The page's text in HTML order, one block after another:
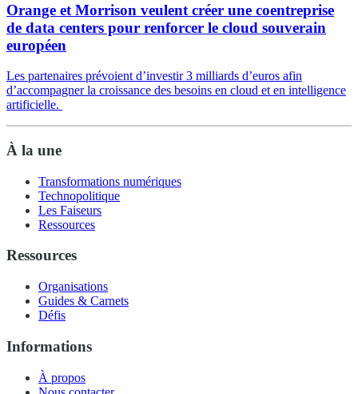
Orange et Morrison veulent créer une coentreprise
de data centers pour renforcer le cloud souverain
européen
Les partenaires prévoient d’investir 3 milliards d’euros afin
d’accompagner la croissance des besoins en cloud et en intelligence
artificielle.
À la une
Transformations numériques
Technopolitique
Les Faiseurs
Ressources
Ressources
Organisations
Guides & Carnets
Défis
Informations
À propos